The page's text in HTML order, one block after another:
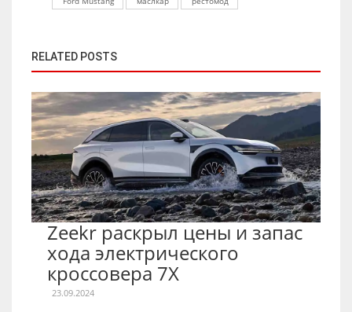
RELATED POSTS
Zeekr раскрыл цены и запас
хода электрического
кроссовера 7X
23.09.2024